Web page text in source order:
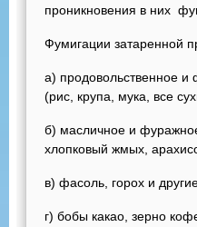
проникновения в них
Фумигации затаренной
а) продовольственное и
(рис, крупа, мука, все
б) масличное и
хлопковый жмых,
в) фасоль, горох и
г) бобы какао, зерно